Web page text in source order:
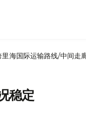
里海国际运输路线/中间走
稳定